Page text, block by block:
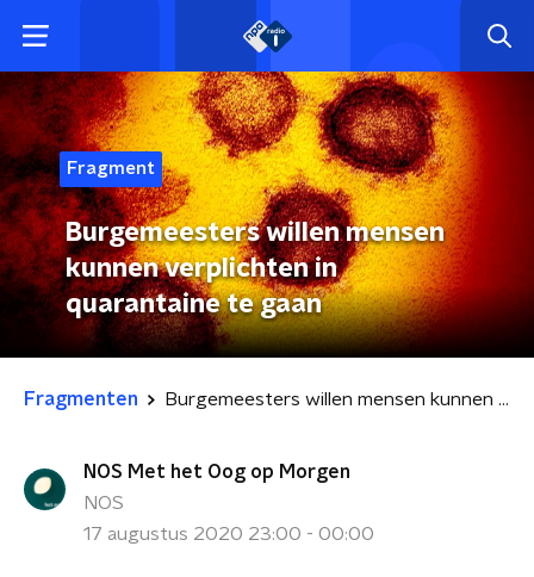
Fragment
Burgemeesters willen mensen
kunnen verplichten in
quarantaine te gaan
Fragmenten Burgemeesters willen mensen kunnen verplichten in quarantaine te gaan
NOS Met het Oog op Morgen
NOS
17 augustus 2020 23:00 - 00:00